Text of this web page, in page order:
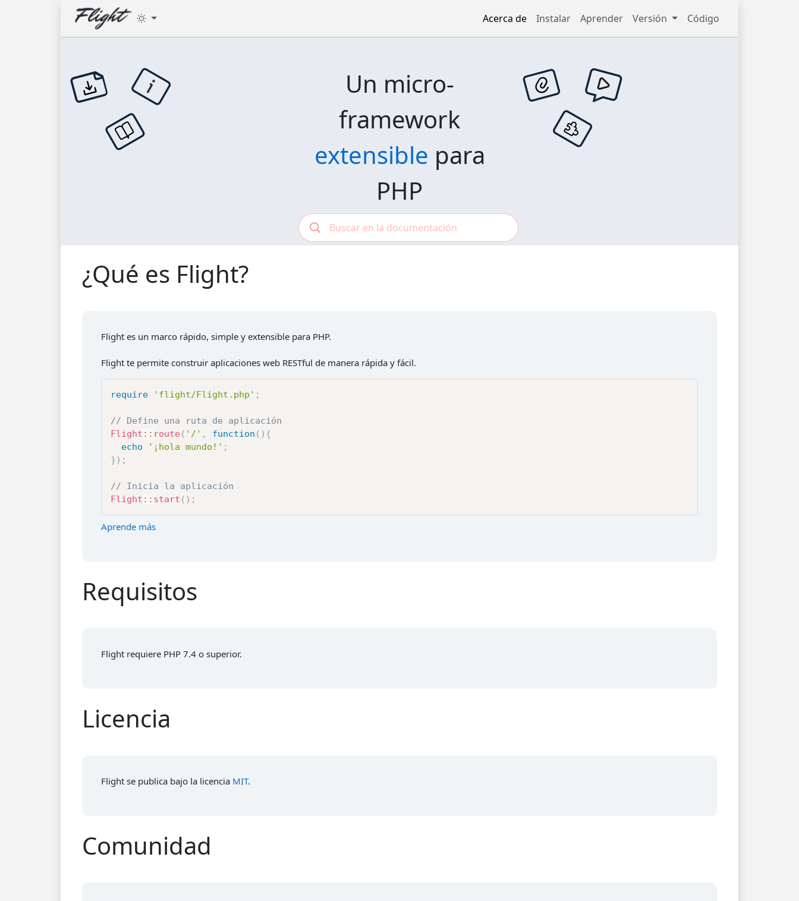
Acerca de Instalar Aprender Versión Código
Un micro-
framework
extensible para
PHP
¿Qué es Flight?
Flight es un marco rápido, simple y extensible para PHP.
Flight te permite construir aplicaciones web RESTful de manera rápida y fácil.
require 'flight/Flight.php' ;
// Define una ruta de aplicación
Flight :: route( '/' , function ( ) {
echo
'¡hola mundo!' ;
} ) ;
// Inicia la aplicación
Flight :: start ( ) ;
Aprende más
Requisitos
Flight requiere PHP 7.4 o superior.
Licencia
Flight se publica bajo la licencia MIT.
Comunidad